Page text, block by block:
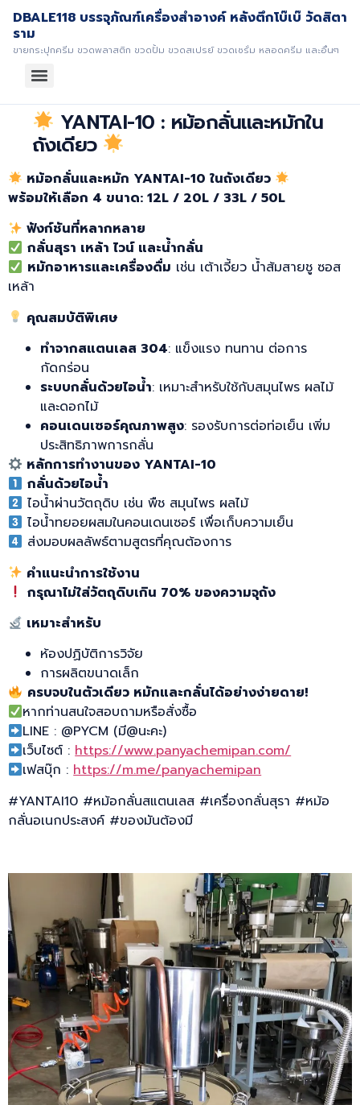
DBALE118 บรรจุภัณฑ์เครื่องสำอางค์ หลังตึกโบ๊เบ๊ วัดสิตา
ราม
ขายกระปุกครีม ขวดพลาสติก ขวดปั้ม ขวดสเปรย์ ขวดเซรั่ม หลอดครีม และอื่นๆ
YANTAI-10 : หม้อกลั่นและหมักใน
ถังเดียว
หม้อกลั่นและหมัก YANTAI-10ในถังเดียว
พร้อมให้เลือก 4 ขนาด: 12L / 20L / 33L / 50L
ฟังก์ชันที่หลากหลาย
กลั่นสุรา เหล้า ไวน์ และน้ำกลั่น
หมักอาหารและเครื่องดื่ม เช่น เต้าเจี้ยว น้ำส้มสายชู ซอส
เหล้า
คุณสมบัติพิเศษ
ทำจากสแตนเลส 304: แข็งแรง ทนทาน ต่อการ
กัดกร่อน
ระบบกลั่นด้วยไอน้ำ: เหมาะสำหรับใช้กับสมุนไพร ผลไม้
และดอกไม้
คอนเดนเซอร์คุณภาพสูง: รองรับการต่อท่อเย็น เพิ่ม
ประสิทธิภาพการกลั่น
หลักการทำงานของ YANTAI-10
กลั่นด้วยไอน้ำ
ไอน้ำผ่านวัตถุดิบ เช่น พืช สมุนไพร ผลไม้
ไอน้ำทยอยผสมในคอนเดนเซอร์ เพื่อเก็บความเย็น
ส่งมอบผลลัพธ์ตามสูตรที่คุณต้องการ
คำแนะนำการใช้งาน
กรุณาไม่ใส่วัตถุดิบเกิน 70% ของความจุถัง
เหมาะสำหรับ
ห้องปฏิบัติการวิจัย
การผลิตขนาดเล็ก
ครบจบในตัวเดียว หมักและกลั่นได้อย่างง่ายดาย!
หากท่านสนใจสอบถามหรือสั่งซื้อ
LINE : @PYCM (มี@นะคะ)
เว็บไซต์ :https://www.panyachemipan.com/
เฟสบุ๊ก :https://m.me/panyachemipan
#YANTAI10 #หม้อกลั่นสแตนเลส #เครื่องกลั่นสุรา #หม้อ
กลั่นอเนกประสงค์ #ของมันต้องมี